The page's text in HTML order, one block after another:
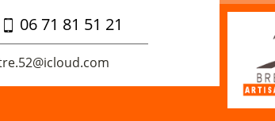
06 71 81 51 21